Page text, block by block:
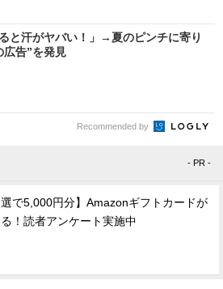
ると汗がヤバい！」→夏のピンチに寄り
広告”を発見
Recommended by
- PR -
選で5,000円分】Amazonギフトカードが
！読者アンケート実施中